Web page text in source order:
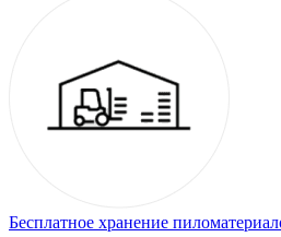
Бесплатное хранение